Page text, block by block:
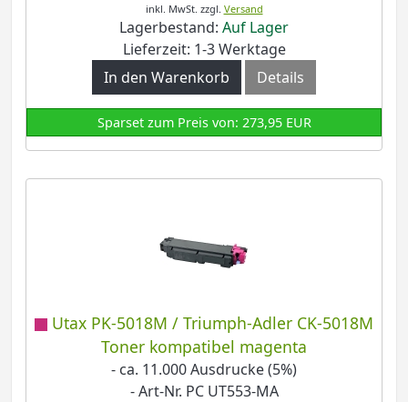
inkl. MwSt. zzgl. Versand
Lagerbestand: Auf Lager
Lieferzeit: 1-3 Werktage
In den Warenkorb
Details
Sparset zum Preis von: 273,95 EUR
Utax PK-5018M / Triumph-Adler CK-5018M
Toner kompatibel magenta
- ca. 11.000 Ausdrucke (5%)
- Art-Nr. PC UT553-MA